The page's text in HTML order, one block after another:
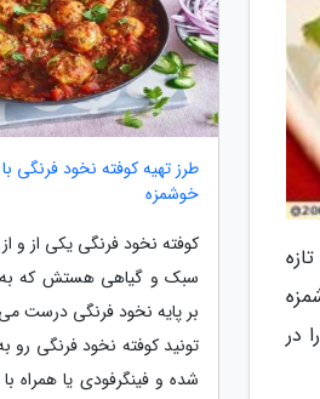
در
طرز تهیه کوفته نخود
خوشمزه
کوفته نخود فرنگی یکی از و
سبک و گیاهی هستش که
بر پایه نخود فرنگی درست
تونید کوفته نخود فرنگی
شده و فینگرفودی یا همراه